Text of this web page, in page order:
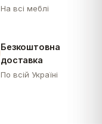
На всі меблі
Безкоштовна
доставка
По всій Україні